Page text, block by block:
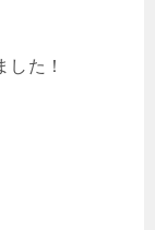
た！